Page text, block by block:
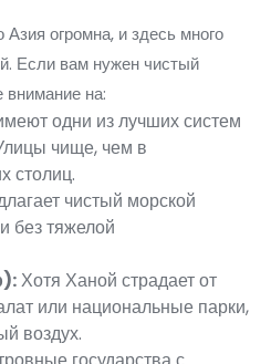
огромна, и здесь много
Если вам нужен чистый
внимание на:
одни из лучших систем
чище, чем в
столиц.
чистый морской
без тяжелой
Хотя Ханой страдает от
или национальные парки,
воздух.